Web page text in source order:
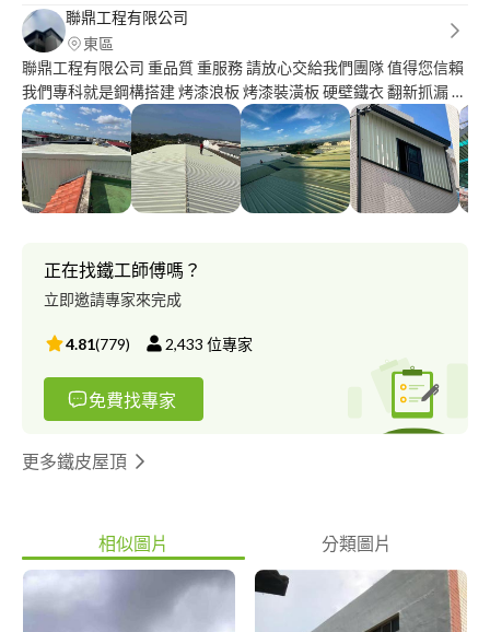
聯鼎工程有限公司
東區
聯鼎工程有限公司 重品質 重服務 請放心交給我們團隊 值得您信賴
我們專科就是鋼構搭建 烤漆浪板 烤漆裝潢板 硬壁鐵衣 翻新抓漏 聯
鼎工程有限公司 有包括一條龍服務 從你們沒有到有 我們聯鼎工程
有限公司都可以滿足客戶們 重點我們聯鼎工程有限公司還有售後
服務 只要有讓我們服務到 如果非人為 我們聯鼎給客戶的就是保固
一年 統一編號：9 0 3 0 9 1 0 7
正在找鐵工師傅嗎？
立即邀請專家來完成
4.81(779) 2,433 位專家
免費找專家
更多鐵皮屋頂
相似圖片 分類圖片